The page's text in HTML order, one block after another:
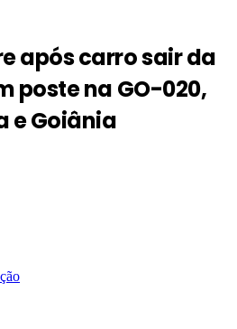
após carro sair da
poste na GO-020,
e Goiânia